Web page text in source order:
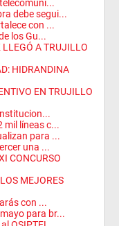
debe segui...
con ...
los Gu...
LLEGÓ A TRUJILLO
HIDRANDINA
EN TRUJILLO
mil líneas c...
para ...
una ...
CONCURSO
MEJORES
con ...
para br...